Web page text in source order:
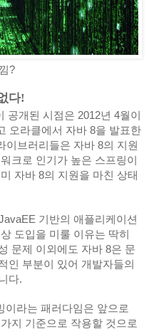
?
다!
공개된 시점은 2012년 4월이
오라클에서 자바 8을 발표한
이브러리들은 자바 8의 지원
크로 인기가 높은 스프링이
자바 8의 지원을 마친 상태
기반의 애플리케이션
도입을 미룰 이유는 딱히
문제 이외에도 자바 8은 문
인 부분이 있어 개발자들의
다.
이라는 패러다임은 앞으로
지 기준으로 작용할 것으로